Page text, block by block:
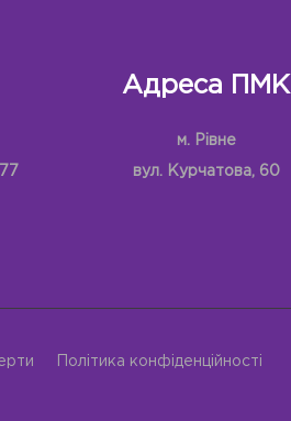
Адреса ПМК
м. Рівне
вул. Курчатова, 60
Політика конфіденційності